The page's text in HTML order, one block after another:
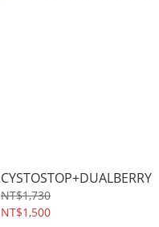
CYSTOSTOP+DUALBERRY
NT$1,730
NT$1,500